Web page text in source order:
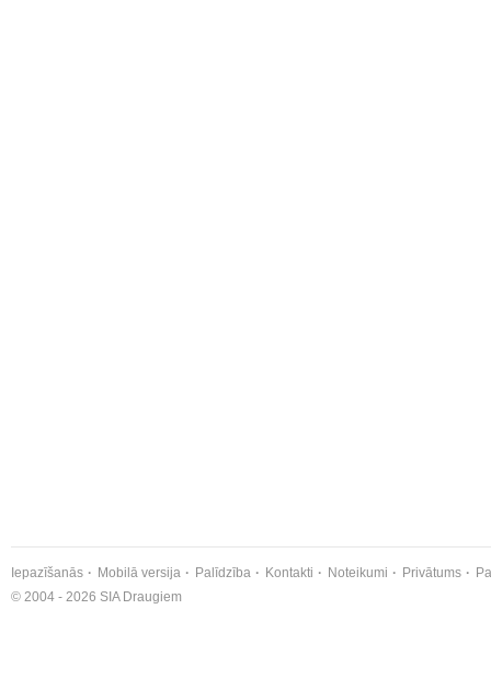
Iepazīšanās Mobilā versija Palīdzība Kontakti Noteikumi Privātums
© 2004 - 2026 SIA Draugiem